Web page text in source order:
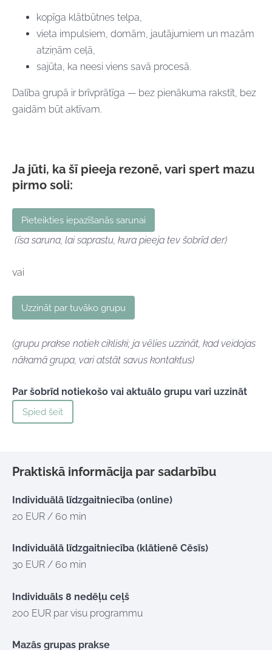
kopīga klātbūtnes telpa,
vieta impulsiem, domām, jautājumiem un mazām
atziņām ceļā,
sajūta, ka neesi viens savā procesā.
Dalība grupā ir brīvprātīga — bez pienākuma rakstīt, bez
gaidām būt aktīvam.
Ja jūti, ka šī pieeja rezonē, vari spert mazu
pirmo soli:
Pieteikties iepazīšanās sarunai
(īsa saruna, lai saprastu, kura pieeja tev šobrīd der)
vai
Uzzināt par tuvāko grupu
(grupu prakse notiek cikliski; ja vēlies uzzināt, kad veidojas
nākamā grupa, vari atstāt savus kontaktus)
Par šobrīd notiekošo vai aktuālo grupu vari uzzināt
Spied šeit
Praktiskā informācija par sadarbību
Individuālā līdzgaitniecība (online)
20 EUR / 60 min
Individuālā līdzgaitniecība (klātienē Cēsīs)
30 EUR / 60 min
Individuāls 8 nedēļu ceļš
200 EUR par visu programmu
Mazās grupas prakse